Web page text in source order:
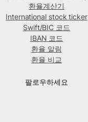
환율계산기
International stock ticker
Swift/BIC 코드
IBAN 코드
환율 알림
환율 비교
팔로우하세요